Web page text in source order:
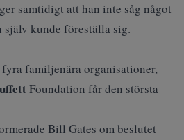
samtidigt att han inte såg något
själv kunde föreställa sig.
familjenära organisationer,
Foundation får den största
Bill Gates om beslutet